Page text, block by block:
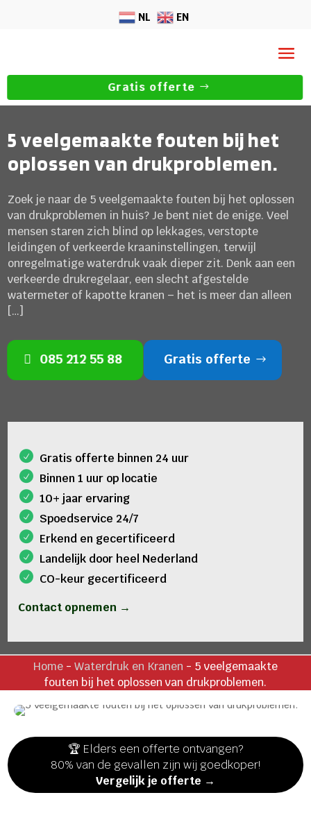
NL EN
Gratis offerte
5 veelgemaakte fouten bij het
oplossen van drukproblemen.
Zoek je naar de 5 veelgemaakte fouten bij het oplossen
van drukproblemen in huis? Je bent niet de enige. Veel
mensen staren zich blind op lekkages, verstopte
leidingen of verkeerde kraaninstellingen, terwijl
onregelmatige waterdruk vaak dieper zit. Denk aan een
verkeerde drukregelaar, een slecht afgestelde
watermeter of kapotte kranen – het is meer dan alleen
[…]
085 212 55 88 Gratis offerte
Gratis offerte binnen 24 uur
Binnen 1 uur op locatie
10+ jaar ervaring
Spoedservice 24/7
Erkend en gecertificeerd
Landelijk door heel Nederland
CO-keur gecertificeerd
Contact opnemen →
Home- Waterdruk en Kranen - 5 veelgemaakte
fouten bij het oplossen van drukproblemen.
🏆 Elders een offerte ontvangen?
80% van de gevallen zijn wij goedkoper!
Vergelijk je offerte →